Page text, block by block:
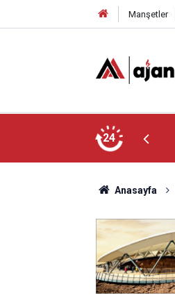
Manşetler
24
Anasayfa